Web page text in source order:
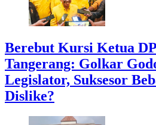
Berebut Kursi Ketua
Tangerang: Golkar
Legislator, Suksesor
Dislike?